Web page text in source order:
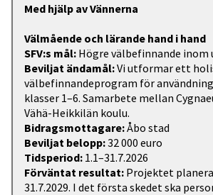
Med hjälp av Vännerna
Välmående och lärande hand i hand
SFV:s mål: Högre välbefinnande
Beviljat ändamål:Vi utformar ett
välbefinnandeprogram för
klasser 1–6. Samarbete mellan
Vähä-Heikkilän koulu.
Bidragsmottagare:Åbo stad
Beviljat belopp:32 000 euro
Tidsperiod: 1.1–31.7.2026
Förväntat resultat: Projektet
31.7.2029. I det första skedet ska